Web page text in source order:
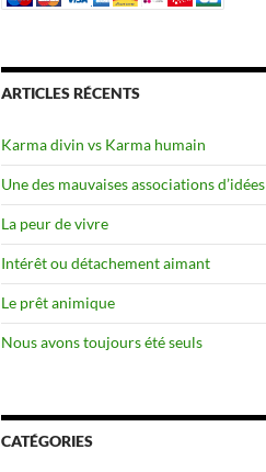
ARTICLES RÉCENTS
Karma divin vs Karma humain
Une des mauvaises associations d’idées
La peur de vivre
Intérêt ou détachement aimant
Le prêt animique
Nous avons toujours été seuls
CATÉGORIES